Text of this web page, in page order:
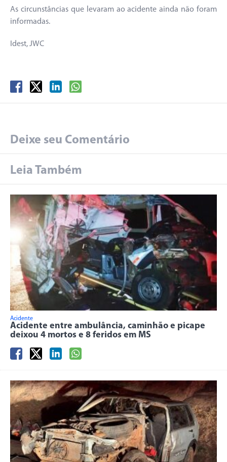
As circunstâncias que levaram ao acidente ainda não foram
informadas.
Idest, JWC
Deixe seu Comentário
Leia Também
Acidente
Acidente entre ambulância, caminhão e picape
deixou 4 mortos e 8 feridos em MS